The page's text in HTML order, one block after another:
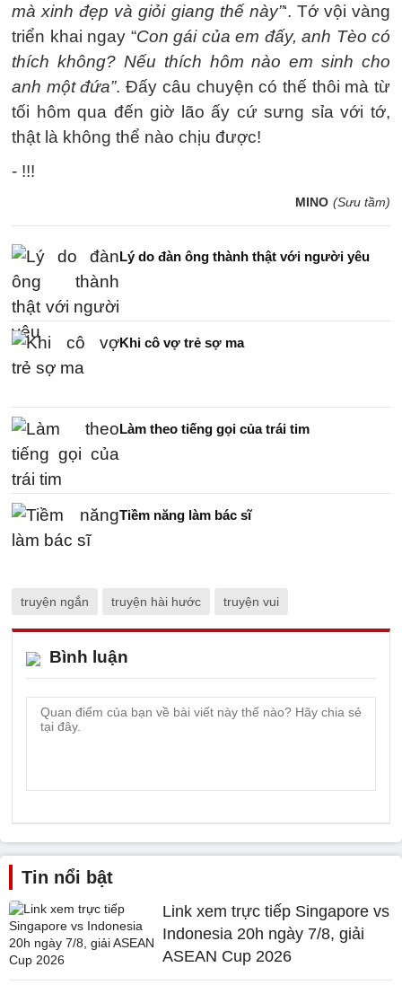
mà xinh đẹp và giỏi giang thế này”‘. Tớ vội vàng
triển khai ngay “Con gái của em đấy, anh Tèo có
thích không? Nếu thích hôm nào em sinh cho
anh một đứa”. Đấy câu chuyện có thế thôi mà từ
tối hôm qua đến giờ lão ấy cứ sưng sỉa với tớ,
thật là không thể nào chịu được!
- !!!
MINO (Sưu tầm)
Lý do đàn ông thành thật với người yêu
Khi cô vợ trẻ sợ ma
Làm theo tiếng gọi của trái tim
Tiềm năng làm bác sĩ
truyện ngắn truyện hài hước truyện vui
Bình luận
Tin nổi bật
Link xem trực tiếp Singapore vs
Indonesia 20h ngày 7/8, giải
ASEAN Cup 2026